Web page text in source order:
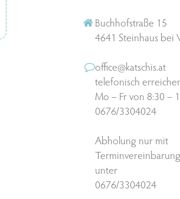
Buchhofstraße 15
4641 Steinhaus bei
office@katschis.at
telefonisch
Mo – Fr von 8:30 –
0676/3304024
Abholung nur mit
Terminvereinbarung
unter
0676/3304024